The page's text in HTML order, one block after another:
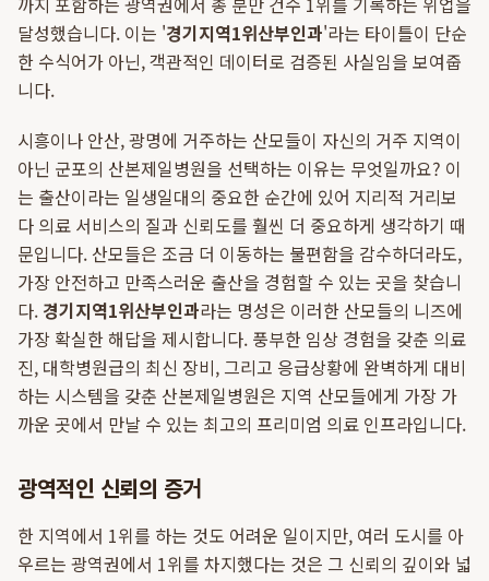
달성했습니다. 이는 '경기지역1위산부인과'라는 타이틀이 단순
한 수식어가 아닌, 객관적인 데이터로 검증된 사실임을 보여줍
니다.
시흥이나 안산, 광명에 거주하는 산모들이 자신의 거주 지역이
아닌 군포의 산본제일병원을 선택하는 이유는 무엇일까요? 이
는 출산이라는 일생일대의 중요한 순간에 있어 지리적 거리보
다 의료 서비스의 질과 신뢰도를 훨씬 더 중요하게 생각하기 때
문입니다. 산모들은 조금 더 이동하는 불편함을 감수하더라도,
가장 안전하고 만족스러운 출산을 경험할 수 있는 곳을 찾습니
다. 경기지역1위산부인과라는 명성은 이러한 산모들의 니즈에
가장 확실한 해답을 제시합니다. 풍부한 임상 경험을 갖춘 의료
진, 대학병원급의 최신 장비, 그리고 응급상황에 완벽하게 대비
하는 시스템을 갖춘 산본제일병원은 지역 산모들에게 가장 가
까운 곳에서 만날 수 있는 최고의 프리미엄 의료 인프라입니다.
광역적인 신뢰의 증거
한 지역에서 1위를 하는 것도 어려운 일이지만, 여러 도시를 아
우르는 광역권에서 1위를 차지했다는 것은 그 신뢰의 깊이와 넓